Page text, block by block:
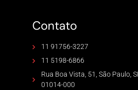
Contato
11 91756-3227
11 5198-6866
Rua Boa Vista, 51, São Paulo,
01014-000